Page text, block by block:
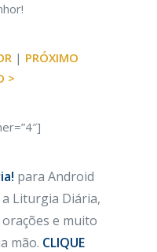
| PRÓXIMO
>
para Android
Liturgia Diária,
e muito
mão. CLIQUE